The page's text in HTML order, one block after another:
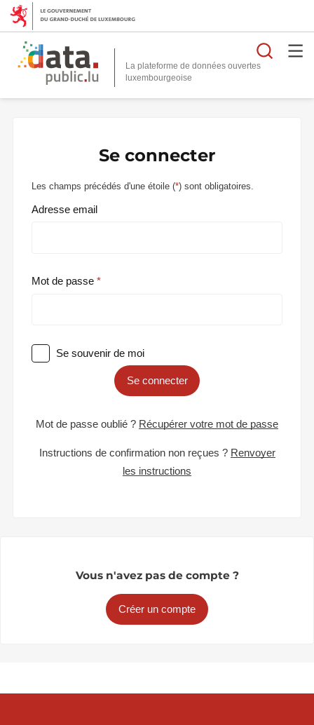
La plateforme de données ouvertes
Se connecter
Les champs précédés d'une étoile (*) sont obligatoires.
Adresse email
Mot de passe
Se souvenir de moi
Se connecter
Mot de passe oublié ? Récupérer votre mot de passe
Instructions de confirmation non reçues ? Renvoyer
les instructions
Vous n'avez pas de compte ?
Créer un compte